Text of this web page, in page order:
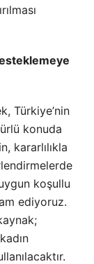
Türkiye’nin
konuda
kararlılıkla
koşullu
ediyoruz.